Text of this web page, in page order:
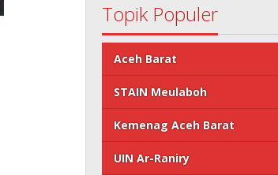
Topik Populer
Aceh Barat
STAIN Meulaboh
Kemenag Aceh Barat
UIN Ar-Raniry